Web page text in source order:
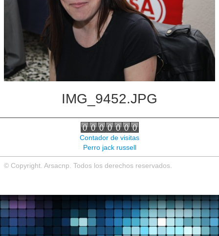
Sistemas Digitales
Noticias de interés
Contacto
IMG_9452.JPG
Contador de visitas
Perro jack russell
© Copyright. Arsacnp. Todos los derechos reservados.